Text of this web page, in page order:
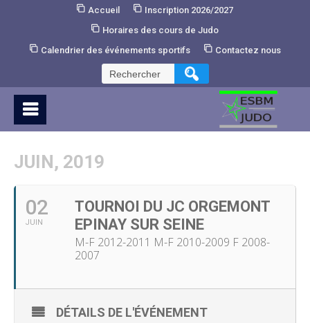
Accueil
Inscription 2026/2027
Horaires des cours de Judo
Calendrier des événements sportifs
Contactez nous
Rechercher :
JUIN, 2019
02
JUIN
TOURNOI DU JC ORGEMONT
EPINAY SUR SEINE
M-F 2012-2011 M-F 2010-2009 F 2008-
2007
DÉTAILS DE L'ÉVÉNEMENT